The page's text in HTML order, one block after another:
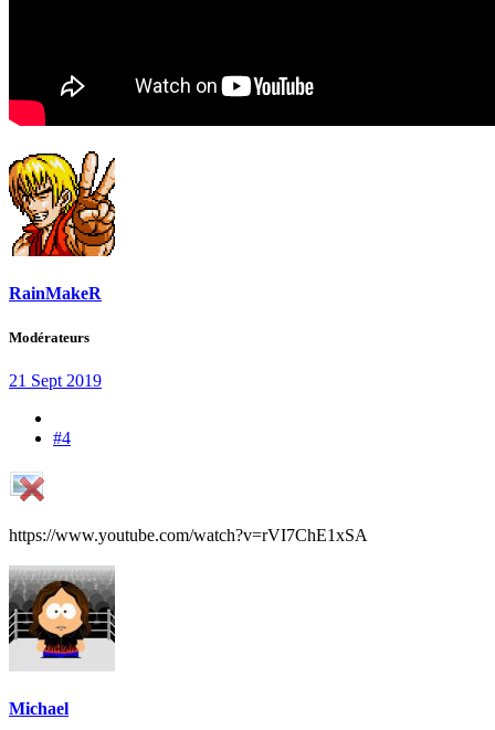
RainMakeR
Modérateurs
21 Sept 2019
#4
https://www.youtube.com/watch?v=rVI7ChE1xSA
Michael